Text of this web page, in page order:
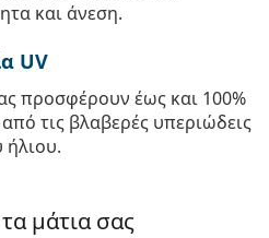
και άνεση.
UV
προσφέρουν έως και 100%
τις βλαβερές υπεριώδεις
ήλιου.
μάτια σας